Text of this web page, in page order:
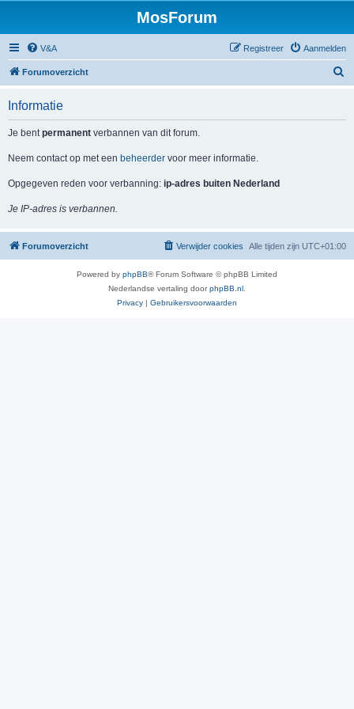
MosForum
V&A Aanmelden
Registreer
Forumoverzicht
Informatie
Je bentpermanent verbannen van dit forum.
Neem contact op met een beheerder voor meer informatie.
Opgegeven reden voor verbanning: ip-adres buiten Nederland
Je IP-adres is verbannen.
Forumoverzicht Alle tijden zijn UTC+01:00
Verwijder cookies
Powered by phpBB® Forum Software © phpBB Limited
Nederlandse vertaling doorphpBB.nl
Privacy | Gebruikersvoorwaarden